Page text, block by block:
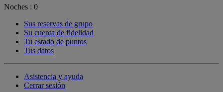
Noches : 0
Sus reservas de grupo
Su cuenta de fidelidad
Tu estado de puntos
Tus datos
Asistencia y ayuda
Cerrar sesión